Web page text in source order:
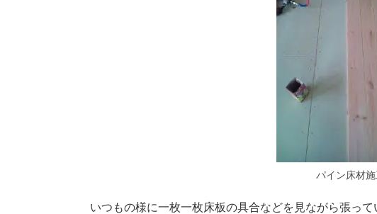
パイン床材施
いつもの様に一枚一枚床板の具合などを見ながら張って